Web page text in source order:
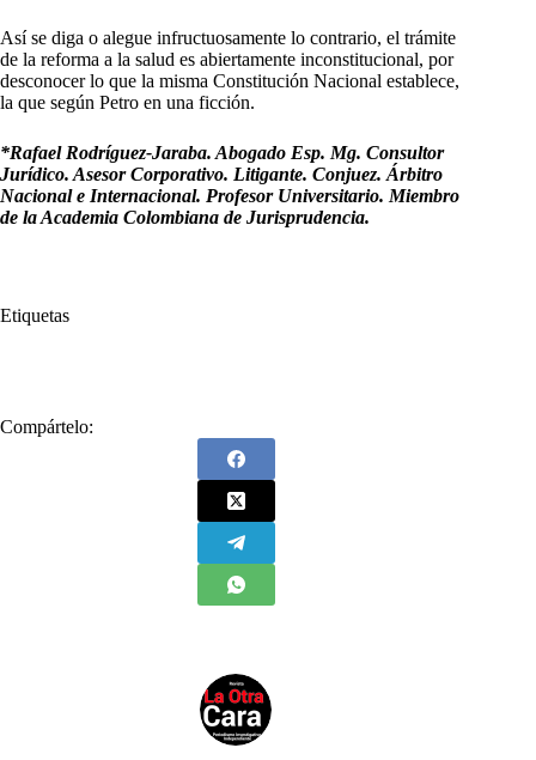
Así se diga o alegue infructuosamente lo contrario, el trámite
de la reforma a la salud es abiertamente inconstitucional, por
desconocer lo que la misma Constitución Nacional establece,
la que según Petro en una ficción.
*Rafael Rodríguez-Jaraba. Abogado Esp. Mg. Consultor
Jurídico. Asesor Corporativo. Litigante. Conjuez. Árbitro
Nacional e Internacional. Profesor Universitario. Miembro
de la Academia Colombiana de Jurisprudencia.
Etiquetas
Compártelo: